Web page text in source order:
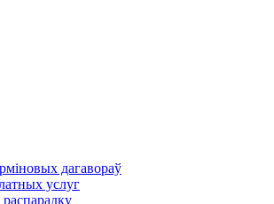
дагавораў
услуг